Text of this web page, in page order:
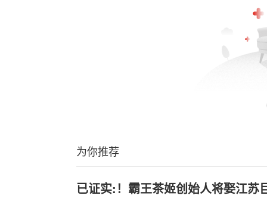
为你推荐
已证实:！霸王茶姬创始人将娶江苏